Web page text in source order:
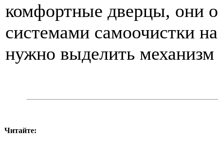
комфортные дверцы, они
системами самоочистки
нужно выделить
Читайте: